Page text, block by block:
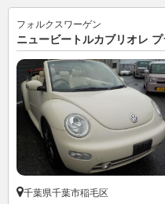
フォルクスワーゲン
ニュービートルカブリオレ プ
千葉県千葉市稲毛区